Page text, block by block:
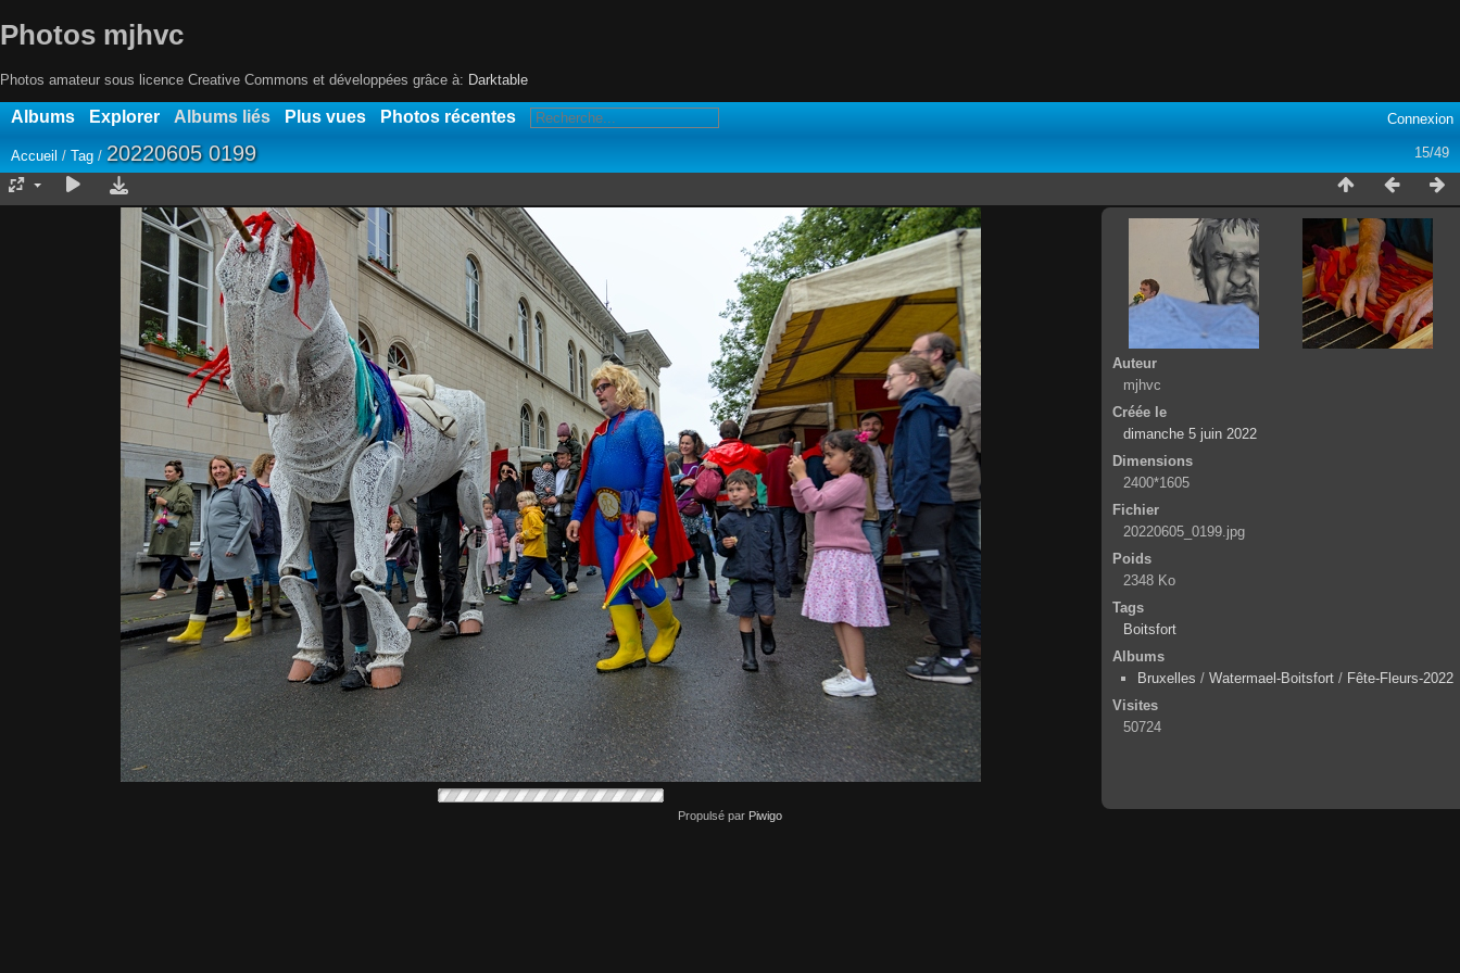
Photos mjhvc
Photos amateur sous licence Creative Commons et développées grâce à: Darktable
Albums Explorer Albums liés Plus vues Photos récentes Connexion
15/49
Accueil / Tag / 20220605 0199
Auteur
mjhvc
Créée le
dimanche 5 juin 2022
Dimensions
2400*1605
Fichier
20220605_0199.jpg
Poids
2348 Ko
Tags
Boitsfort
Albums
Bruxelles / Watermael-Boitsfort / Fête-Fleurs-2022
Visites
50724
Propulsé par Piwigo